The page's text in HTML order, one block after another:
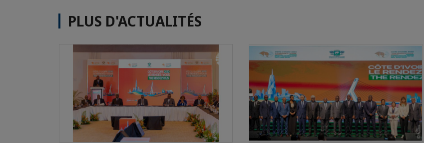
PLUS D'ACTUALITÉS